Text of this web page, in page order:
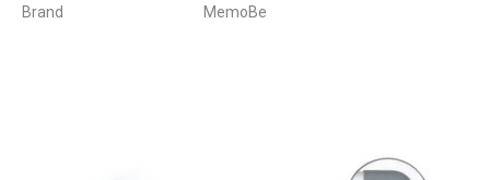
Brand MemoBe